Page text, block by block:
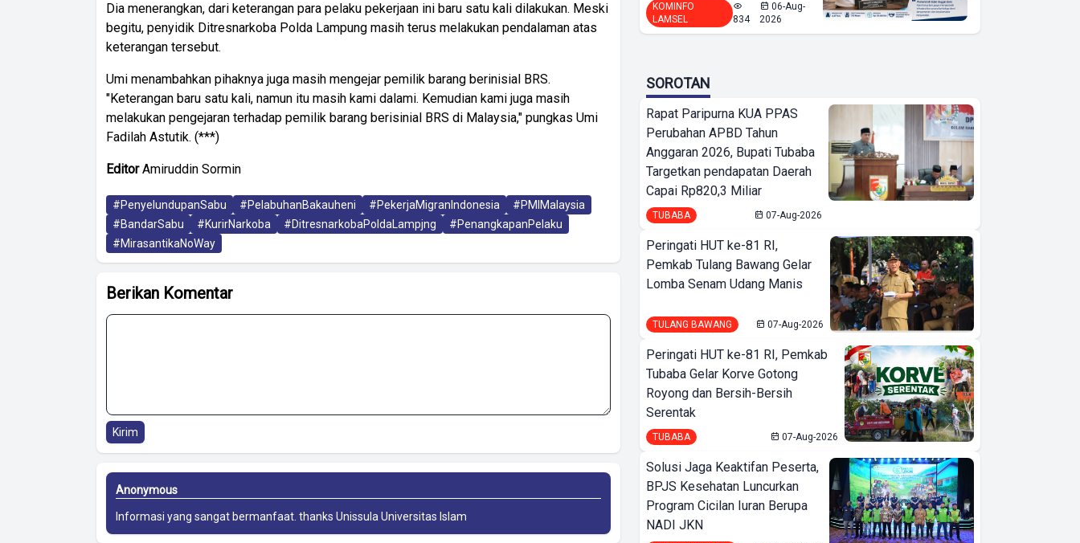
Dia menerangkan, dari keterangan para pelaku pekerjaan ini baru satu kali dilakukan. Meski
begitu, penyidik Ditresnarkoba Polda Lampung masih terus melakukan pendalaman atas
keterangan tersebut.
Umi menambahkan pihaknya juga masih mengejar pemilik barang berinisial BRS.
"Keterangan baru satu kali, namun itu masih kami dalami. Kemudian kami juga masih
melakukan pengejaran terhadap pemilik barang berisinial BRS di Malaysia," pungkas Umi
Fadilah Astutik. (***)
EditorAmiruddin Sormin
#PenyelundupanSabu #PelabuhanBakauheni #PekerjaMigranIndonesia
#PMIMalaysia
#BandarSabu
#KurirNarkoba #DitresnarkobaPoldaLampjng
#PenangkapanPelaku
#MirasantikaNoWay
Berikan Komentar
Kirim
Anonymous
Informasi yang sangat bermanfaat. thanks Unissula Universitas Islam
KOMINFO
LAMSEL
834
06-Aug-
2026
SOROTAN
Rapat Paripurna KUA PPAS
Perubahan APBD Tahun
Anggaran 2026, Bupati Tubaba
Targetkan pendapatan Daerah
Capai Rp820,3 Miliar
TUBABA 07-Aug-2026
Peringati HUT ke-81 RI,
Pemkab Tulang Bawang Gelar
Lomba Senam Udang Manis
TULANG BAWANG 07-Aug-2026
Peringati HUT ke-81 RI, Pemkab
Tubaba Gelar Korve Gotong
Royong dan Bersih-Bersih
Serentak
TUBABA 07-Aug-2026
Solusi Jaga Keaktifan Peserta,
BPJS Kesehatan Luncurkan
Program Cicilan Iuran Berupa
NADI JKN